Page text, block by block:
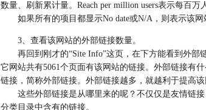
数量、刷新累计量。Reach per million users表示每百
如果所有的项目都显示No date或N/A，则表示该网
3、查看该网站的外部链接数量。
再回到刚才的“Site Info”这页，在下方能看到外部链
它网站共有5061个页面有该网站的链接。外部链接有
链接，简称外部链接。外部链接越多，就越利于提高
这些外部链接是从哪里来的呢？不仅仅是友情链接
分类目录中含有的链接。